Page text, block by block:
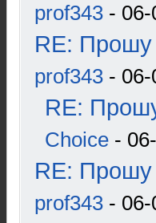
prof343 -
RE:
prof343 -
RE:
Choice -
RE:
prof343 -